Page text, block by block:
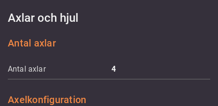
Axlar och hjul
Antal axlar
Antal axlar 4
Axelkonfiguration